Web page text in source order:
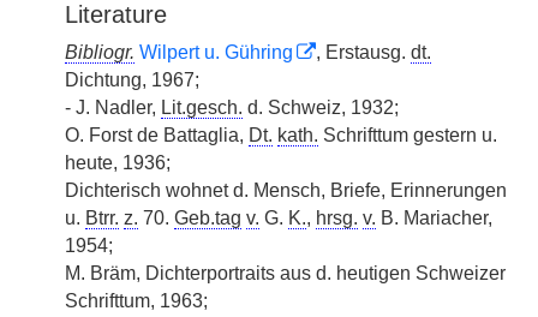
Literature
Bibliogr. Wilpert u. Gühring , Erstausg. dt.
Dichtung, 1967;
- J. Nadler, Lit.gesch. d. Schweiz, 1932;
O. Forst de Battaglia, Dt. kath. Schrifttum gestern u.
heute, 1936;
Dichterisch wohnet d. Mensch, Briefe, Erinnerungen
u. Btrr. z. 70. Geb.tag v. G. K., hrsg. v. B. Mariacher,
1954;
M. Bräm, Dichterportraits aus d. heutigen Schweizer
Schrifttum, 1963;